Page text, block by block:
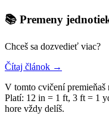
📚 Premeny
Chceš sa dozvedieť viac?
Čítaj článok →
V tomto cvičení premieňaš
Platí: 12 in = 1 ft, 3 ft = 1
hore vždy delíš.